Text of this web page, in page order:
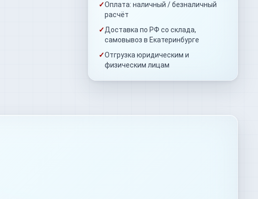
✓Оплата: наличный / безналичный
расчёт
✓Доставка по РФ со склада,
самовывоз в Екатеринбурге
✓Отгрузка юридическим и
физическим лицам